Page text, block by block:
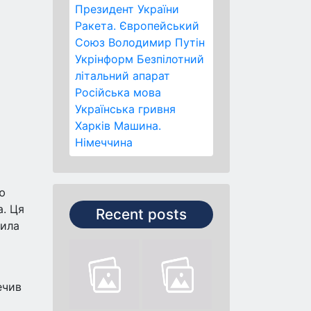
Президент України
Ракета. Європейський
Союз Володимир Путін
Укрінформ Безпілотний
літальний апарат
Російська мова
Українська гривня
Харків Машина.
Німеччина
Recent posts
Ця